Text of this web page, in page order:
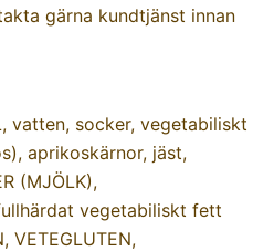
gärna kundtjänst innan
vatten, socker, vegetabiliskt
aprikoskärnor, jäst,
(MJÖLK),
vegetabiliskt fett
VETEGLUTEN,